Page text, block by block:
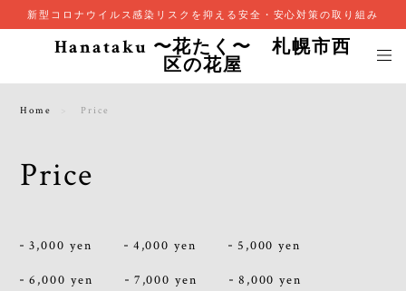
新型コロナウイルス感染リスクを抑える安全・安心対策の取り組み
Hanataku 〜花たく〜 札幌市西
区の花屋
Home Price
Price
3,000 yen 4,000 yen 5,000 yen
6,000 yen 7,000 yen 8,000 yen